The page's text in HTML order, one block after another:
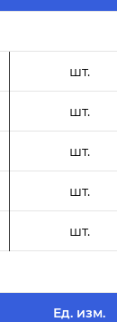
шт.
шт.
шт.
шт.
шт.
Ед. изм.